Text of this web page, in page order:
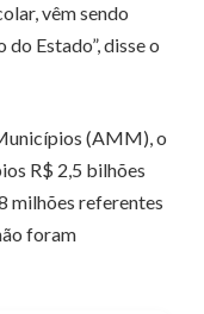
vêm sendo
Estado”, disse o
(AMM), o
R$ 2,5 bilhões
milhões referentes
foram